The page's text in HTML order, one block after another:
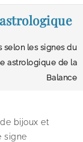
selon les signes du
astrologique de la
Balance
bijoux et
signe